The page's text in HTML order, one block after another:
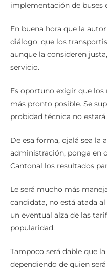
implementación de buses
En buena hora que la
diálogo; que los
aunque la consideren
servicio.
Es oportuno exigir que los
más pronto posible. Se
probidad técnica no estará
De esa forma, ojalá sea la
administración, ponga en
Cantonal los resultados
Le será mucho más
candidata, no está atada
un eventual alza de las
popularidad.
Tampoco será dable que
dependiendo de quien